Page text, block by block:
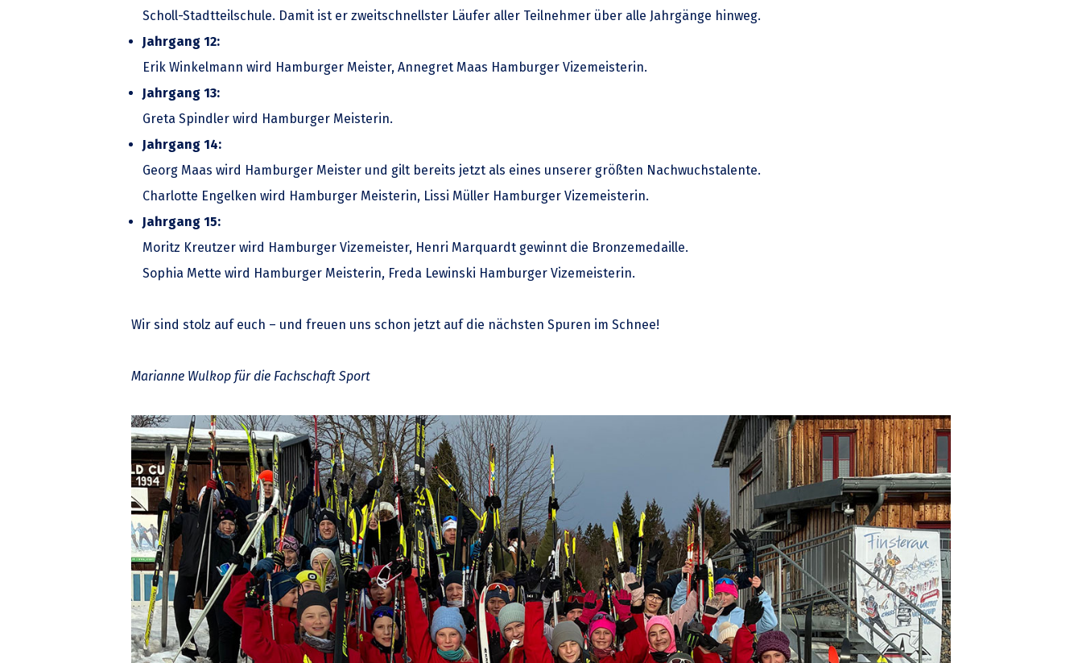
Scholl-Stadtteilschule. Damit ist er zweitschnellster Läufer aller Teilnehmer über alle Jahrgänge hinweg.
Jahrgang 12:
Erik Winkelmann wird Hamburger Meister, Annegret Maas Hamburger Vizemeisterin.
Jahrgang 13:
Greta Spindler wird Hamburger Meisterin.
Jahrgang 14:
Georg Maas wird Hamburger Meister und gilt bereits jetzt als eines unserer größten Nachwuchstalente.
Charlotte Engelken wird Hamburger Meisterin, Lissi Müller Hamburger Vizemeisterin.
Jahrgang 15:
Moritz Kreutzer wird Hamburger Vizemeister, Henri Marquardt gewinnt die Bronzemedaille.
Sophia Mette wird Hamburger Meisterin, Freda Lewinski Hamburger Vizemeisterin.
Wir sind stolz auf euch – und freuen uns schon jetzt auf die nächsten Spuren im Schnee!
Marianne Wulkop für die Fachschaft Sport